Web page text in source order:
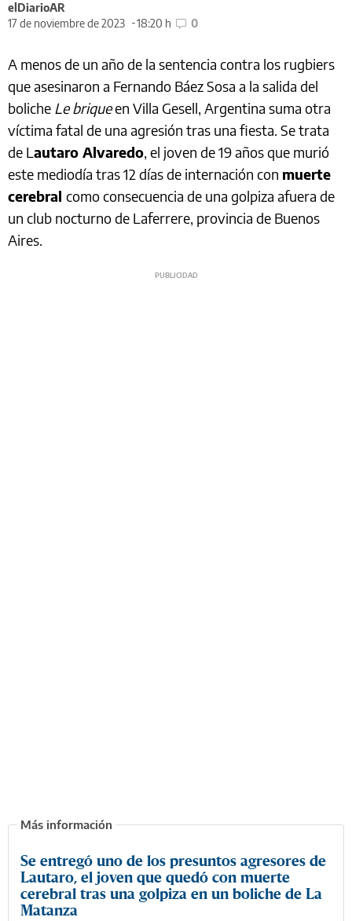
elDiarioAR
17 de noviembre de 2023
18:20 h 0
A menos de un año de la sentencia contra los rugbiers
que asesinaron a Fernando Báez Sosa a la salida del
boliche Le briqueen Villa Gesell, Argentina suma otra
víctima fatal de una agresión tras una fiesta. Se trata
de Lautaro Alvaredo, el joven de 19 años que murió
este mediodía tras 12 días de internación con muerte
cerebral como consecuencia de una golpiza afuera de
un club nocturno de Laferrere, provincia de Buenos
Aires.
Se entregó uno de los presuntos agresores de
Lautaro, el joven que quedó con muerte
cerebral tras una golpiza en un boliche de La
Matanza